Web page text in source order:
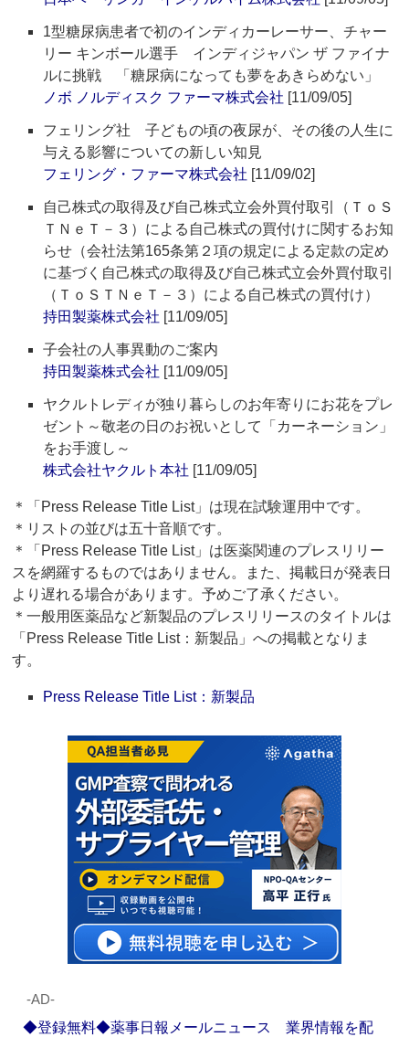
1型糖尿病患者で初のインディカーレーサー、チャー
リー キンボール選手 インディジャパン ザ ファイナ
ルに挑戦 「糖尿病になっても夢をあきらめない」
ノボ ノルディスク ファーマ株式会社 [11/09/05]
フェリング社 子どもの頃の夜尿が、その後の人生に
与える影響についての新しい知見
フェリング・ファーマ株式会社 [11/09/02]
自己株式の取得及び自己株式立会外買付取引（ＴｏＳ
ＴＮｅＴ－３）による自己株式の買付けに関するお知
らせ（会社法第165条第２項の規定による定款の定め
に基づく自己株式の取得及び自己株式立会外買付取引
（ＴｏＳＴＮｅＴ－３）による自己株式の買付け）
持田製薬株式会社 [11/09/05]
子会社の人事異動のご案内
持田製薬株式会社 [11/09/05]
ヤクルトレディが独り暮らしのお年寄りにお花をプレ
ゼント～敬老の日のお祝いとして「カーネーション」
をお手渡し～
株式会社ヤクルト本社 [11/09/05]
＊「Press Release Title List」は現在試験運用中です。
＊リストの並びは五十音順です。
＊「Press Release Title List」は医薬関連のプレスリリー
スを網羅するものではありません。また、掲載日が発表日
より遅れる場合があります。予めご了承ください。
＊一般用医薬品など新製品のプレスリリースのタイトルは
「Press Release Title List：新製品」への掲載となりま
す。
Press Release Title List：新製品
‐AD‐
◆登録無料◆薬事日報メールニュース 業界情報を配